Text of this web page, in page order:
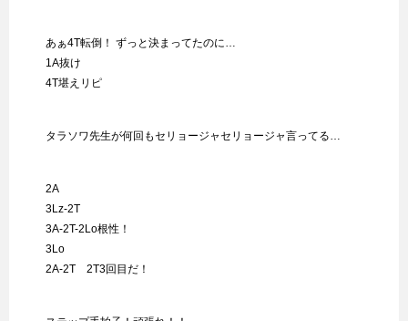
あぁ4T転倒！ ずっと決まってたのに…
1A抜け
4T堪えリピ
タラソワ先生が何回もセリョージャセリョージャ言ってる…
2A
3Lz-2T
3A-2T-2Lo根性！
3Lo
2A-2T 2T3回目だ！